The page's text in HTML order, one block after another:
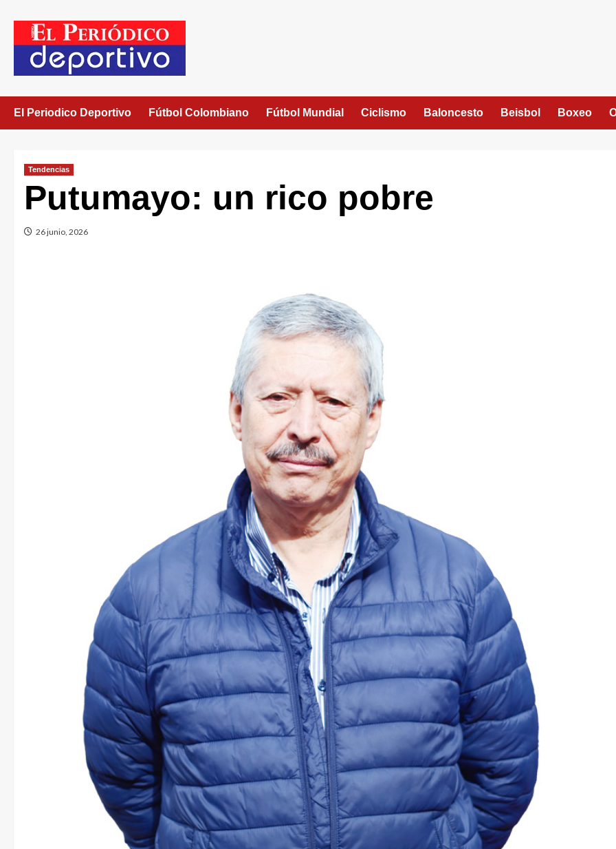
El Periodico Deportivo Fútbol Colombiano Fútbol Mundial Ciclismo Baloncesto Beisbol Boxeo
Tendencias
Putumayo: un rico pobre
26 junio, 2026